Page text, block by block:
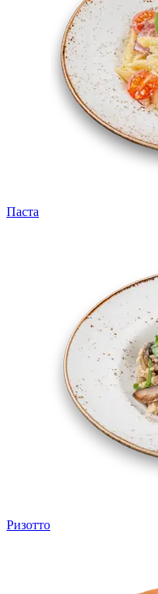
Паста
Ризотто